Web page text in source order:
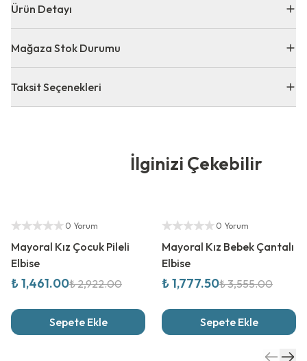
Ürün Detayı
Mağaza Stok Durumu
Taksit Seçenekleri
İlginizi Çekebilir
Yetkili Satıcı
0 Yorum
Mayoral Kız Çocuk Pileli
Elbise
₺ 1,461.00₺ 2,922.00
Sepete Ekle
Yetkili Satıcı
0 Yorum
Mayoral Kız Bebek Çantalı
Elbise
₺ 1,777.50₺ 3,555.00
Sepete Ekle